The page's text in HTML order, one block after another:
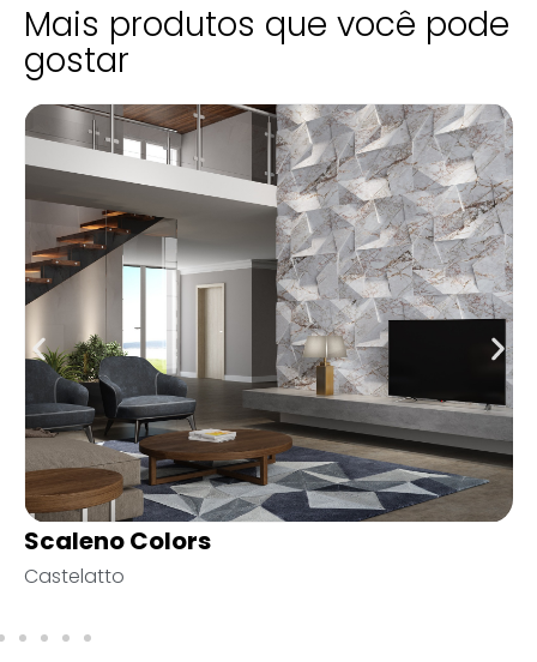
Mais produtos que você pode
gostar
Castelo
Empório da Arquitetura